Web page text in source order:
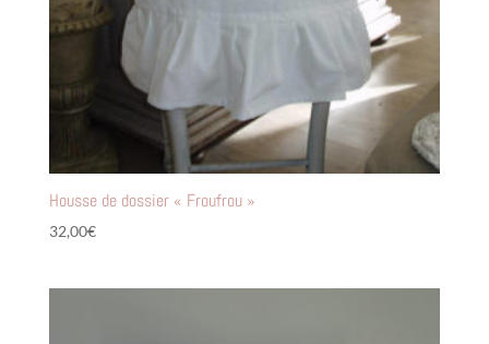
Housse de dossier « Froufrou »
32,00€